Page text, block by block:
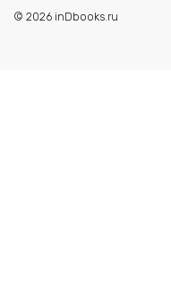
© 2026 inDbooks.ru